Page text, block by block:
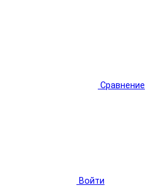
Сравнение
Войти